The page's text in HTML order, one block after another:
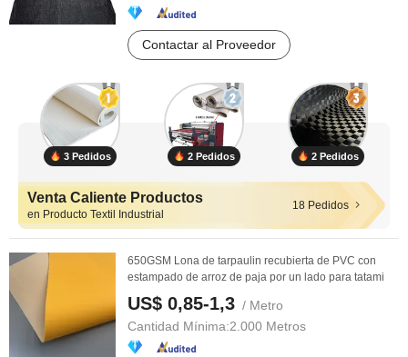
Contactar al Proveedor
3 Pedidos 2 Pedidos 2 Pedidos
Venta Caliente Productos
en Producto Textil Industrial
18 Pedidos
650GSM Lona de tarpaulin recubierta de PVC con
estampado de arroz de paja por un lado para tatami
US$ 0,85-1,3 / Metro
Cantidad Mínima:2.000 Metros